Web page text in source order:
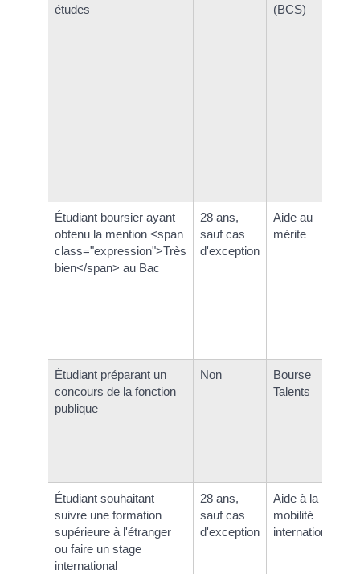
études
(BCS)
Étudiant boursier ayant
obtenu la mention <span
class="expression">Très
bien</span> au Bac
28 ans,
sauf cas
d'exception
Aide au
mérite
Étudiant préparant un
concours de la fonction
publique
Non
Bourse
Talents
Étudiant souhaitant
suivre une formation
supérieure à l'étranger
ou faire un stage
international
28 ans,
sauf cas
d'exception
Aide à la
mobilité
internationale